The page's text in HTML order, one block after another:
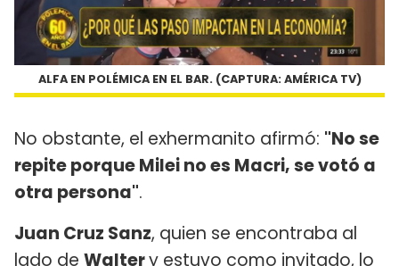
ALFA EN POLÉMICA EN EL BAR. (CAPTURA: AMÉRICA TV)
No obstante, el exhermanito afirmó: "No se
repite porque Milei no es Macri, se votó a
otra persona".
Juan Cruz Sanz, quien se encontraba al
lado de Waltery estuvo como invitado, lo